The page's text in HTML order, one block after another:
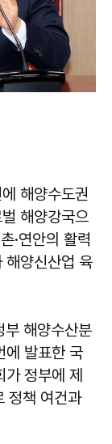
해양수도권
해양강국으
·연안의 활력
해양신산업 육
부 해양수산분
에 발표한 국
정부에 제
정책 여건과